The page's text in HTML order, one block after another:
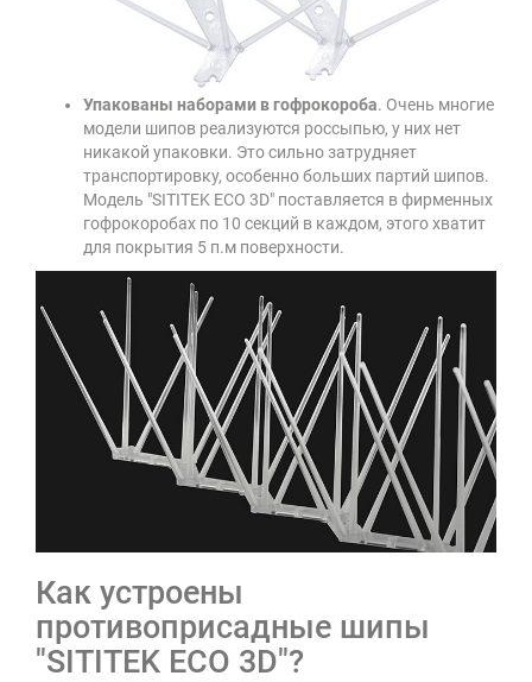
Упакованы наборами в гофрокороба. Очень многие
модели шипов реализуются россыпью, у них нет
никакой упаковки. Это сильно затрудняет
транспортировку, особенно больших партий шипов.
Модель "SITITEK ECO 3D" поставляется в фирменных
гофрокоробах по 10 секций в каждом, этого хватит
для покрытия 5 п.м поверхности.
Как устроены
противоприсадные шипы
"SITITEK ECO 3D"?